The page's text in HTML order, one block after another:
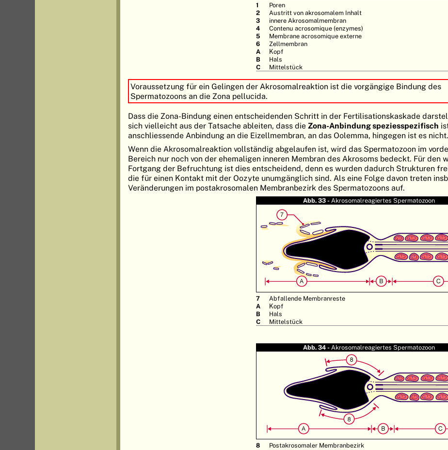
1
Poren
2
Austritt von akrosomalem Inhalt
3
innere Akrosomalmembran
4
Contenu acrosomique (enzymes)
5
Membrane acrosomique externe
6
Zellmembran
A
Kopf
B
Hals
C
Mittelstück
Voraussetzung für ein Gelingen der Akrosomalreaktion ist die vorgängige Bindung des
Spermatozoons an die Zona pellucida.
Dass die Zona-Bindung einen entscheidenden Schritt in der Fertilisationskaskade
sich vielleicht aus der Tatsache ableiten, dass die Zona-Anbindung speziesspezifisch
anschliessende Anbindung an die Eizellmembran, an das Oolemma, hingegen ist es nicht.
Wenn die Akrosomalreaktion vollständig abgelaufen ist, wird das Spermatozoon im
Bereich nur noch von der ehemaligen inneren Membran des Akrosoms bedeckt. Für den
Fortgang der Befruchtung ist dies entscheidend, denn es wurden dadurch Strukturen
die für einen Kontakt mit der Oozyte unumgänglich sind. Als eine Folge davon treten
Veränderungen im postakrosomalen Membranbezirk des Spermatozoons auf.
Abb. 33 -Akrosomalreagiertes Spermatozoon
7
Abfallende Membranreste
A
Kopf
B
Hals
C
Mittelstück
Abb. 34 -Akrosomalreagiertes Spermatozoon
8
Postakrosomaler Membranbezirk